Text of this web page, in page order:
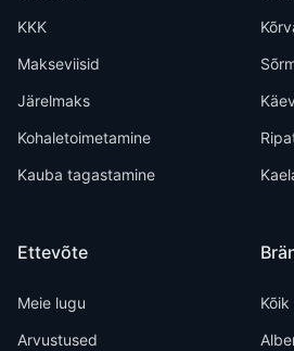
KKK
Makseviisid
Järelmaks
Kohaletoimetamine
Kauba tagastamine
Ettevõte
Meie lugu
Arvustused